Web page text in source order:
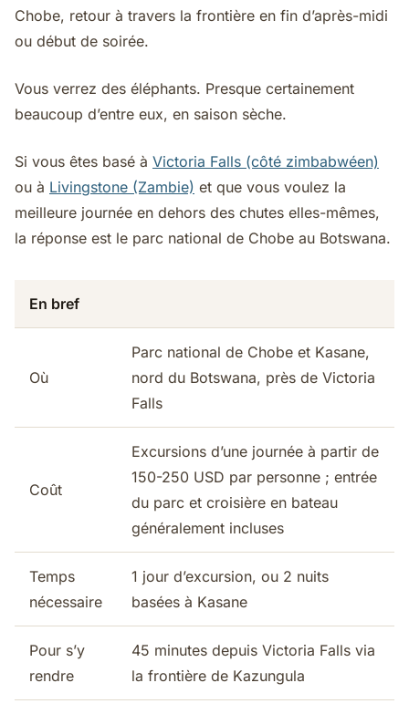
Chobe, retour à travers la frontière en fin d’après-midi
ou début de soirée.
Vous verrez des éléphants. Presque certainement
beaucoup d’entre eux, en saison sèche.
Si vous êtes basé à Victoria Falls (côté zimbabwéen)
ou à Livingstone (Zambie) et que vous voulez la
meilleure journée en dehors des chutes elles-mêmes,
la réponse est le parc national de Chobe au Botswana.
En bref
Où
Parc national de Chobe et Kasane,
nord du Botswana, près de Victoria
Falls
Coût
Excursions d’une journée à partir de
150-250 USD par personne ; entrée
du parc et croisière en bateau
généralement incluses
Temps
nécessaire
1 jour d’excursion, ou 2 nuits
basées à Kasane
Pour s’y
rendre
45 minutes depuis Victoria Falls via
la frontière de Kazungula